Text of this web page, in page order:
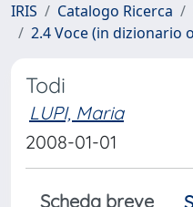
IRIS Catalogo Ricerca
2.4 Voce (in dizionario
Todi
LUPI, Maria
2008-01-01
Scheda breve